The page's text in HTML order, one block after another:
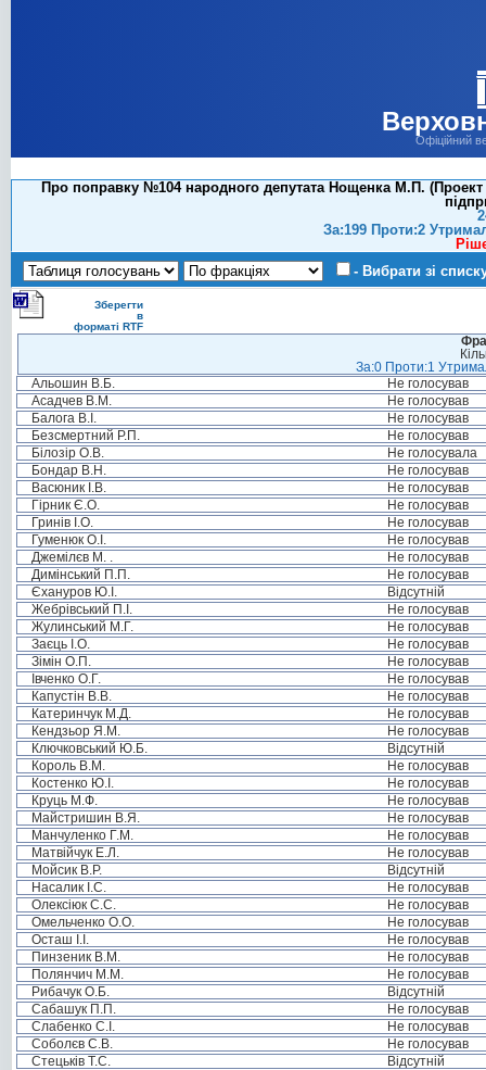
Офіційний
Про поправку №104 народного депутата Нощенка М.П.
За:199 Проти:2
- Вибрати зі
Зберегти
в
форматі RTF
За:0 Проти:1
Альошин В.Б.
Не голосував
Асадчев В.М.
Не голосував
Балога В.І.
Не голосував
Безсмертний Р.П.
Не голосував
Білозір О.В.
Не голосувала
Бондар В.Н.
Не голосував
Васюник І.В.
Не голосував
Гірник Є.О.
Не голосував
Гринів І.О.
Не голосував
Гуменюк О.І.
Не голосував
Джемілєв М. .
Не голосував
Димінський П.П.
Не голосував
Єхануров Ю.І.
Відсутній
Жебрівський П.І.
Не голосував
Жулинський М.Г.
Не голосував
Заєць І.О.
Не голосував
Зімін О.П.
Не голосував
Івченко О.Г.
Не голосував
Капустін В.В.
Не голосував
Катеринчук М.Д.
Не голосував
Кендзьор Я.М.
Не голосував
Ключковський Ю.Б.
Відсутній
Король В.М.
Не голосував
Костенко Ю.І.
Не голосував
Круць М.Ф.
Не голосував
Майстришин В.Я.
Не голосував
Манчуленко Г.М.
Не голосував
Матвійчук Е.Л.
Не голосував
Мойсик В.Р.
Відсутній
Насалик І.С.
Не голосував
Олексіюк С.С.
Не голосував
Омельченко О.О.
Не голосував
Осташ І.І.
Не голосував
Пинзеник В.М.
Не голосував
Полянчич М.М.
Не голосував
Рибачук О.Б.
Відсутній
Сабашук П.П.
Не голосував
Слабенко С.І.
Не голосував
Соболєв С.В.
Не голосував
Стецьків Т.С.
Відсутній